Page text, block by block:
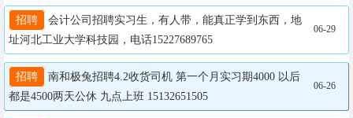
招聘
会计公司招聘实习生，有人带，能真正学到东西，地
址河北工业大学科技园，电话15227689765
06-29
招聘
南和极兔招聘4.2收货司机 第一个月实习期4000 以后
都是4500两天公休 九点上班 15132651505
06-26